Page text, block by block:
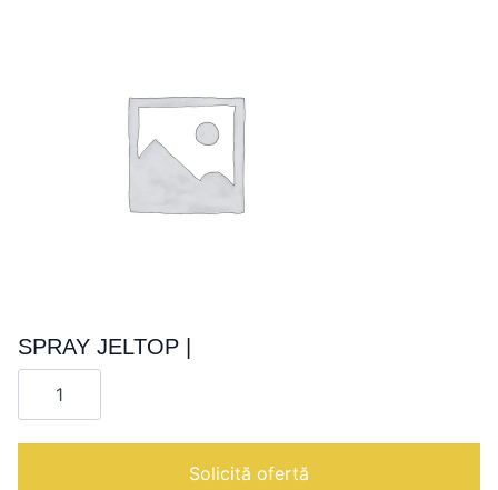
SPRAY JELTOP |
Cantitate
SPRAY
JELTOP
Solicită ofertă